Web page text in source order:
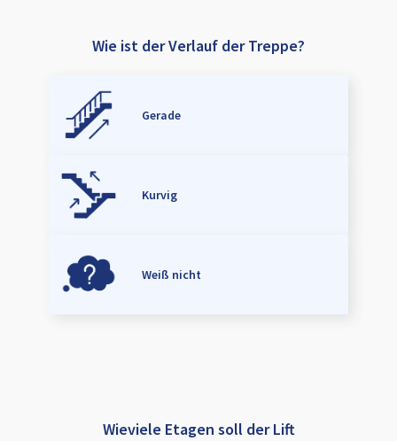
Wie ist der Verlauf der Treppe?
Gerade
Kurvig
Weiß nicht
Wieviele Etagen soll der Lift